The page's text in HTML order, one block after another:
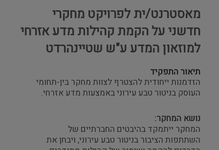
מאסטרנט/ית לפרויקט מחקרי
חדשני על הקמת קהילות מדע אזרחי
למוזאון המדע ע"ש שטיינהרדט
תיאור התפקיד
הזדמנות ייחודית להצטרף לצוות מחקר בין-תחומי
העוסק בניטור טבע עירוני באמצעות מדע אזרחי.
נושא המחקר:
המחקר ייתמקד בהיבטים החברתיים של
השתתפות הציבור בניטור טבע עירוני, ויבחן את